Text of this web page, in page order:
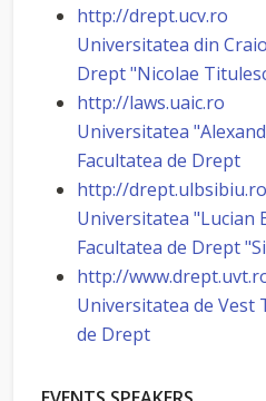
http://drept.ucv.ro
Universitatea din
Drept "Nicolae
http://laws.uaic.ro
Universitatea
Facultatea de Drept
http://drept.ulbsibiu.ro
Universitatea "Lucian
Facultatea de Drept
http://
Universitatea de Vest
de Drept